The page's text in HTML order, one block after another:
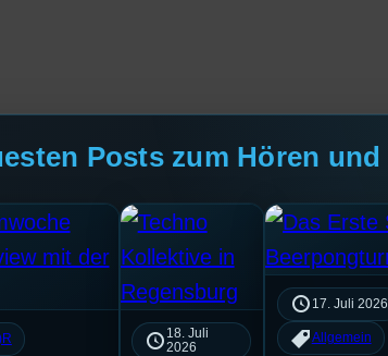
Posts zum Hören und
18. Juli
2026
17. Juli 2026
Allgemein